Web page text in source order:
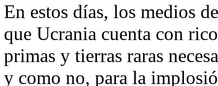
En estos días, los medios
que Ucrania cuenta con
primas y tierras raras
y como no, para la